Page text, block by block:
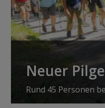
Neuer
Rund 45 Personen